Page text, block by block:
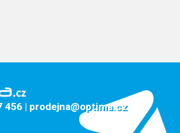
456 | prodejna@optima.cz